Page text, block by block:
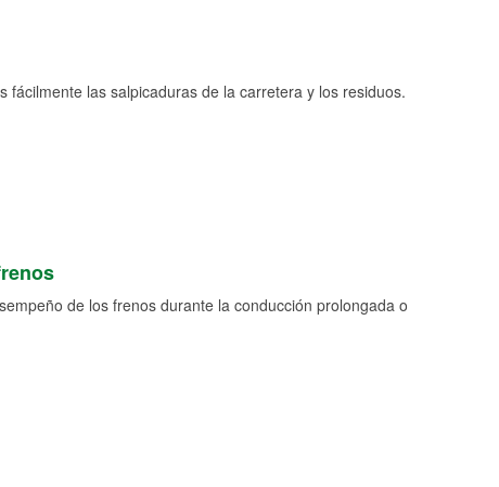
las salpicaduras de la carretera y los residuos.
de los frenos durante la conducción prolongada o